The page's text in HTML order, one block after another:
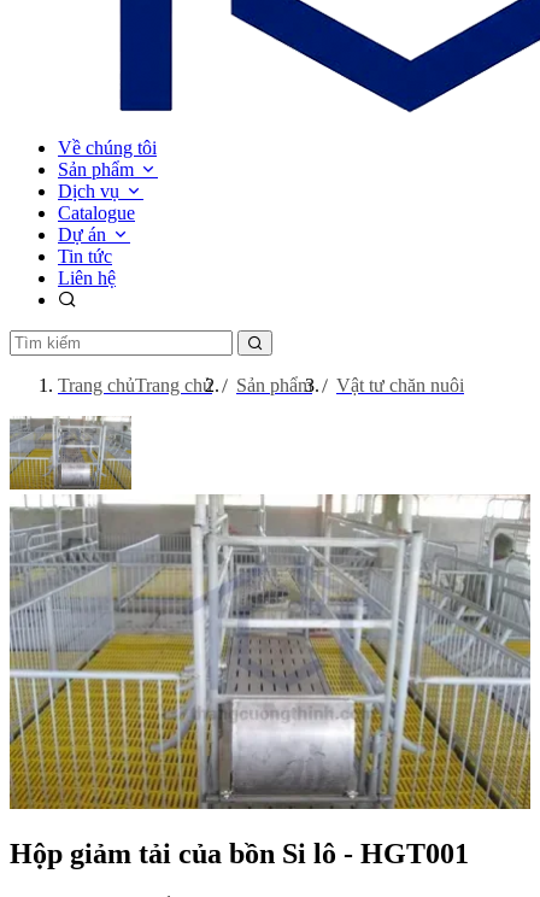
Về chúng tôi
Sản phẩm
Dịch vụ
Catalogue
Dự án
Tin tức
Liên hệ
Trang chủTrang chủ Sản phẩm Vật tư chăn nuôi
Hộp giảm tải của bồn Si lô - HGT001